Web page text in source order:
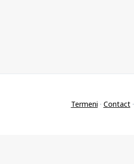
Termeni · Contact·